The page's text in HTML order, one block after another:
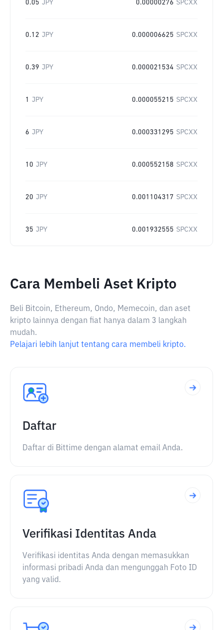
0.05 JPY 0.00000276 SPCXX
0.12 JPY 0.000006625 SPCXX
0.39 JPY 0.000021534 SPCXX
1 JPY 0.000055215 SPCXX
6 JPY 0.000331295 SPCXX
10 JPY 0.000552158 SPCXX
20 JPY 0.001104317 SPCXX
35 JPY 0.001932555 SPCXX
Cara Membeli Aset Kripto
Beli Bitcoin, Ethereum, Ondo, Memecoin, dan aset
kripto lainnya dengan fiat hanya dalam 3 langkah
mudah.
Pelajari lebih lanjut tentang cara membeli kripto.
Daftar
Daftar di Bittime dengan alamat email Anda.
Verifikasi Identitas Anda
Verifikasi identitas Anda dengan memasukkan
informasi pribadi Anda dan mengunggah Foto ID
yang valid.